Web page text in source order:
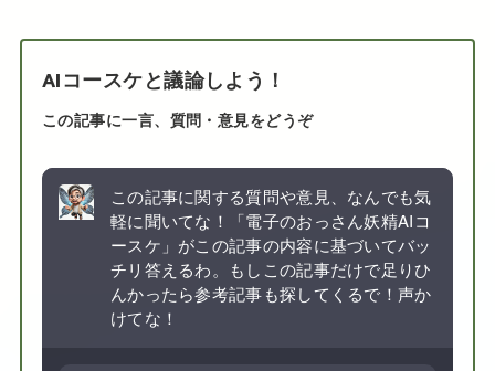
AIコースケと議論しよう！
この記事に一言、質問・意見をどうぞ
この記事に関する質問や意見、なんでも気
軽に聞いてな！「電子のおっさん妖精AIコ
ースケ」がこの記事の内容に基づいてバッ
チリ答えるわ。もしこの記事だけで足りひ
んかったら参考記事も探してくるで！声か
けてな！